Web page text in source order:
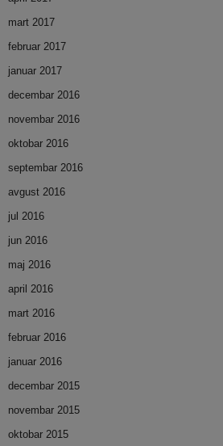
mart 2017
februar 2017
januar 2017
decembar 2016
novembar 2016
oktobar 2016
septembar 2016
avgust 2016
jul 2016
jun 2016
maj 2016
april 2016
mart 2016
februar 2016
januar 2016
decembar 2015
novembar 2015
oktobar 2015